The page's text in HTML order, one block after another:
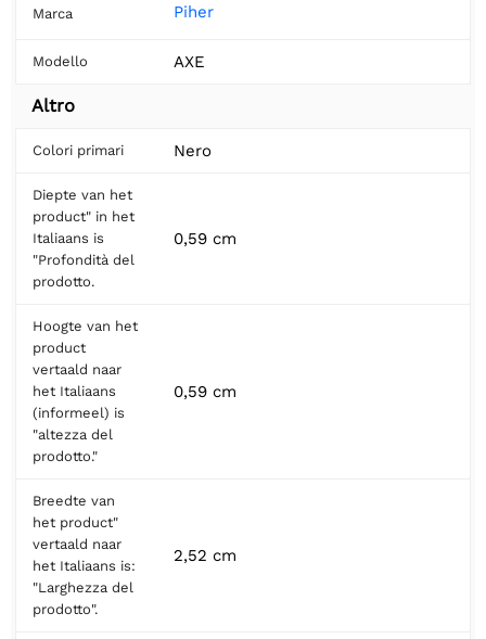
Marca Piher
Modello AXE
Altro
Colori primari Nero
Diepte van het
product" in het
Italiaans is
"Profondità del
prodotto.
0,59 cm
Hoogte van het
product
vertaald naar
het Italiaans
(informeel) is
"altezza del
prodotto."
0,59 cm
Breedte van
het product"
vertaald naar
het Italiaans is:
"Larghezza del
prodotto".
2,52 cm